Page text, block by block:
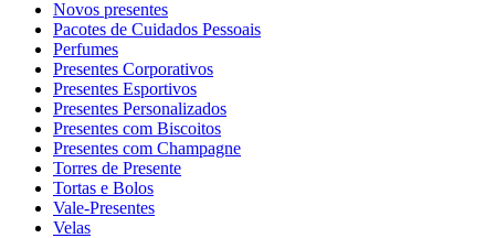
Novos presentes
Pacotes de Cuidados Pessoais
Perfumes
Presentes Corporativos
Presentes Esportivos
Presentes Personalizados
Presentes com Biscoitos
Presentes com Champagne
Torres de Presente
Tortas e Bolos
Vale-Presentes
Velas